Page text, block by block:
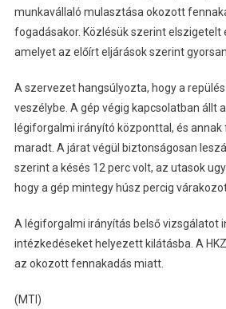
munkavállaló mulasztása okozott
fogadásakor. Közlésük szerint elszigetelt
amelyet az előírt eljárások szerint
A szervezet hangsúlyozta, hogy a
veszélybe. A gép végig kapcsolatban állt
légiforgalmi irányító központtal, és
maradt. A járat végül biztonságosan
szerint a késés 12 perc volt, az utasok
hogy a gép mintegy húsz percig
A légiforgalmi irányítás belső vizsgálatot
intézkedéseket helyezett kilátásba. A
az okozott fennakadás miatt.
(MTI)